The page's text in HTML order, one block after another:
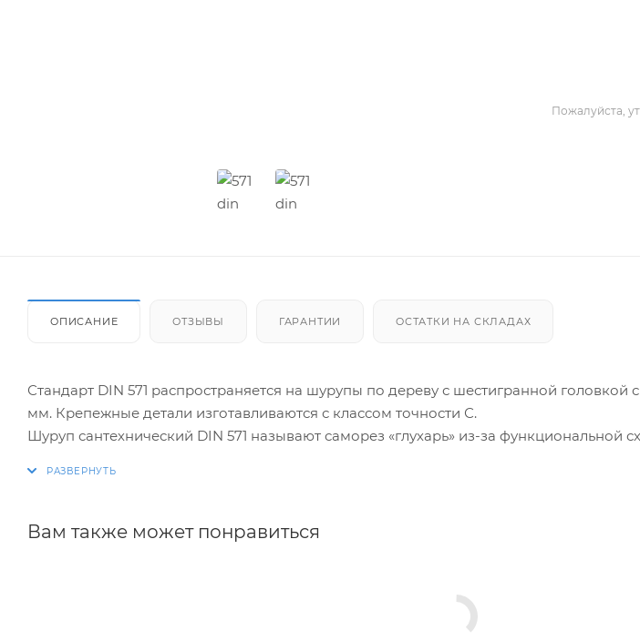
Пожалуйста,
ОПИСАНИЕ ОТЗЫВЫ ГАРАНТИИ ОСТАТКИ НА СКЛАДАХ
Стандарт DIN 571 распространяется на шурупы по дереву с шестигранной
мм. Крепежные детали изготавливаются с классом точности С.
Шуруп сантехнический DIN 571 называют саморез «глухарь» из-за функциональной
конструкций, приспособлений и сантехники.
Вам также может понравиться